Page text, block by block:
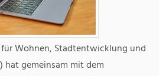
Wohnen, Stadtentwicklung und
hat gemeinsam mit dem